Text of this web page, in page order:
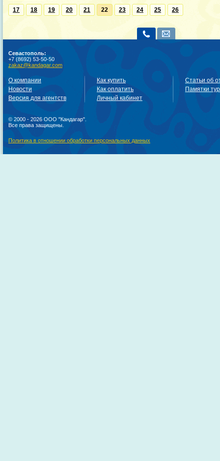
17 18 19 20 21 22 23 24 25 26
Севастополь:
+7 (8692) 53-50-50
zakaz@kandagar.com
О компании
Новости
Версия для агентств
Как купить
Как оплатить
Личный кабинет
Статьи об
Памятки
© 2000 - 2026 ООО "Кандагар".
Все права защищены.
Политика в отношении обработки персональных данных